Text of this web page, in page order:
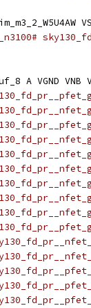
A VGND VNB